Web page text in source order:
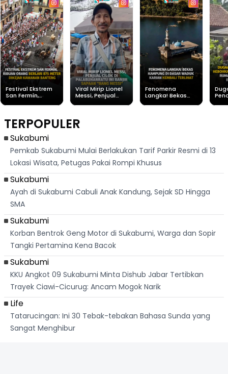
Festival Ekstrem
San Fermín,
Banteng
Viral Mirip Lionel
Messi, Penjual
"Bang Messi"
Fenomena
Langka! Bekas
TERPOPULER
Sukabumi
Pemkab Sukabumi Mulai Berlakukan Tarif Parkir Resmi di 13
Lokasi Wisata, Petugas Pakai Rompi Khusus
Sukabumi
Ayah di Sukabumi Cabuli Anak Kandung, Sejak SD Hingga
SMA
Sukabumi
Korban Bentrok Geng Motor di Sukabumi, Warga dan Sopir
Tangki Pertamina Kena Bacok
Sukabumi
KKU Angkot 09 Sukabumi Minta Dishub Jabar Tertibkan
Trayek Ciawi-Cicurug: Ancam Mogok Narik
Life
Tatarucingan: Ini 30 Tebak-tebakan Bahasa Sunda yang
Sangat Menghibur